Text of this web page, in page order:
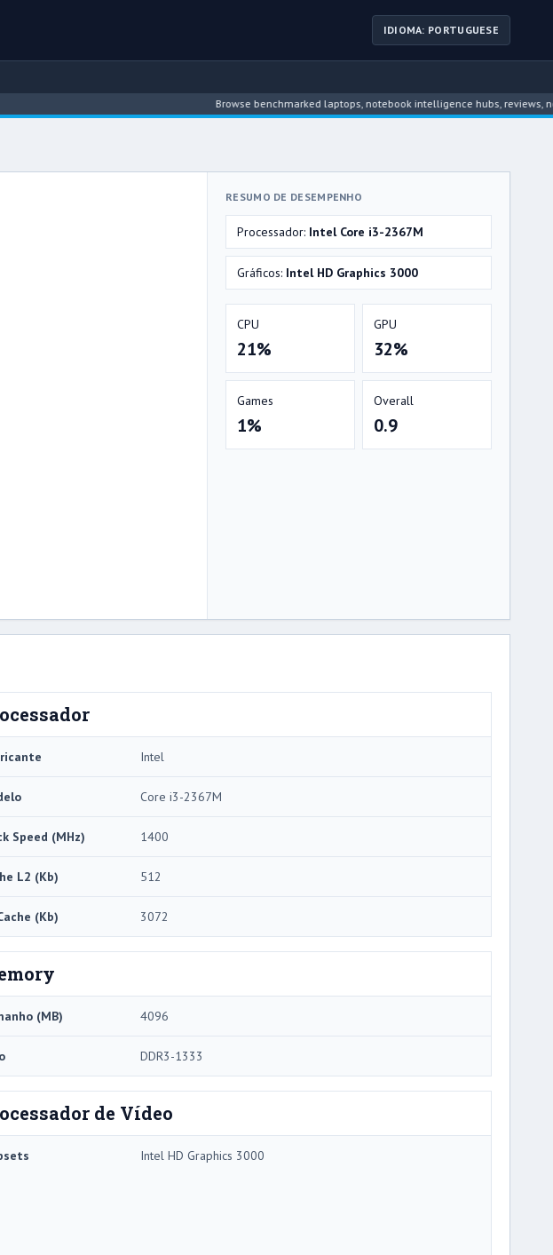
IDIOMA: PORTUGUESE
Browse benchmarked laptops, notebook intelligence hubs, reviews, news,
RESUMO DE DESEMPENHO
Processador: Intel Core i3-2367M
Gráficos: Intel HD Graphics 3000
CPU
21%
GPU
32%
Games
1%
Overall
0.9
Intel
Core i3-2367M
Speed ​​(MHz) 1400
L2 (Kb) 512
(Kb) 3072
(MB) 4096
DDR3-1333
de Vídeo
Intel HD Graphics 3000